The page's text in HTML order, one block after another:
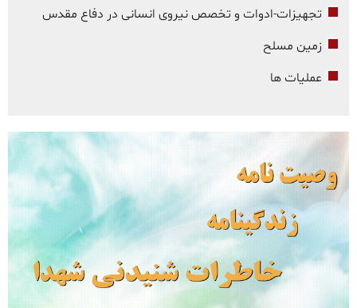
تجهیزات-ادوات و تخصص نیروی انسانی در دفاع مقدس
زمین مسلح
عملیات ها